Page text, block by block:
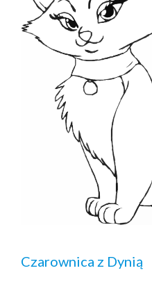
Czarownica z Dynią